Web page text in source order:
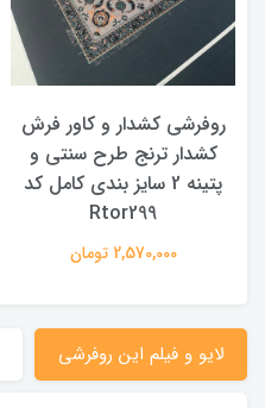
روفرشی کشدار و کاور فرش
کشدار ترنج طرح سنتی و
پتینه 2 سایز بندی کامل کد
Rtor299
2,570,000 تومان
لایو و فیلم این روفرشی